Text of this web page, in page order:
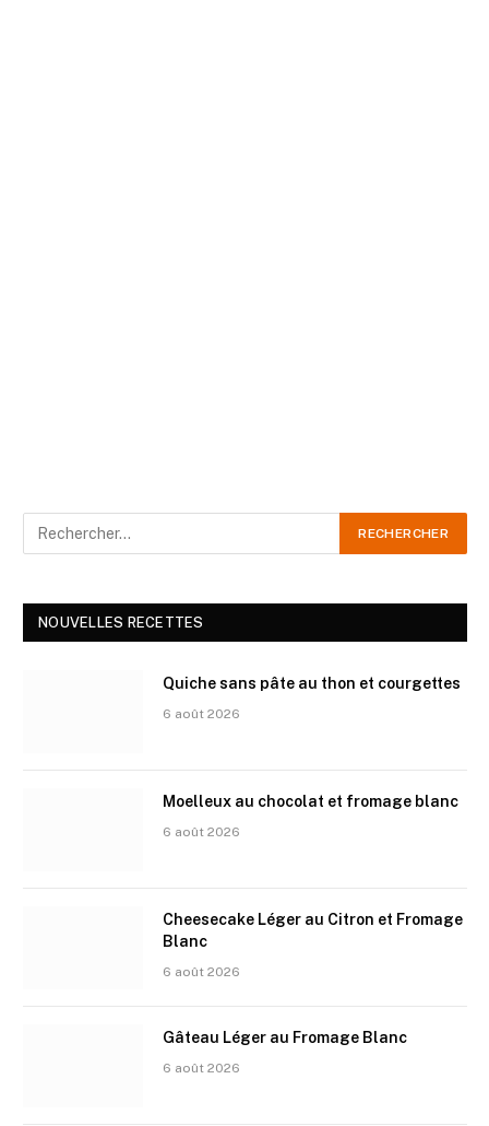
NOUVELLES RECETTES
Quiche sans pâte au thon et courgettes
6 août 2026
Moelleux au chocolat et fromage blanc
6 août 2026
Cheesecake Léger au Citron et Fromage
Blanc
6 août 2026
Gâteau Léger au Fromage Blanc
6 août 2026